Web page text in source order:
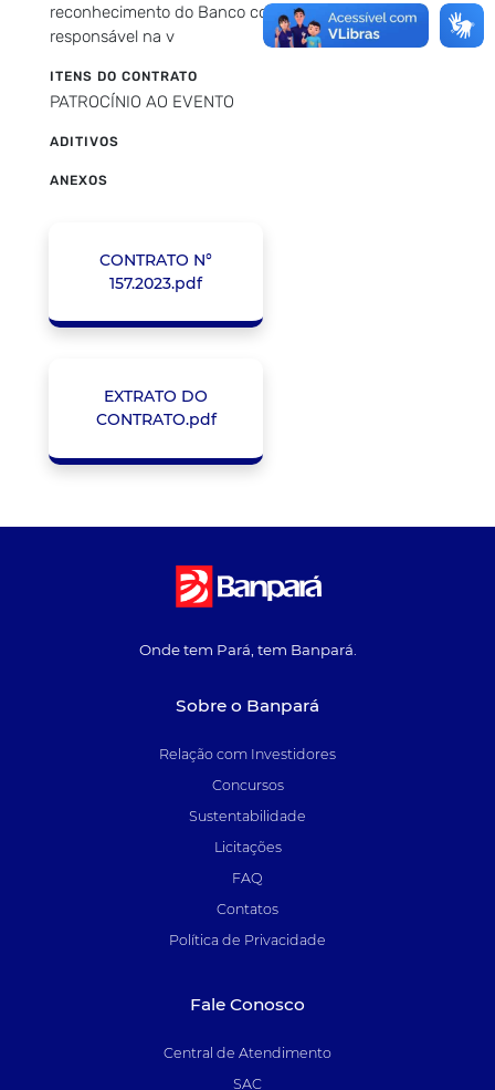
reconhecimento do Banco como socialmente
responsável na v
ITENS DO CONTRATO
PATROCÍNIO AO EVENTO
ADITIVOS
ANEXOS
CONTRATO N°
157.2023.pdf
EXTRATO DO
CONTRATO.pdf
Onde tem Pará, tem Banpará.
Sobre o Banpará
Relação com Investidores
Concursos
Sustentabilidade
Licitações
FAQ
Contatos
Política de Privacidade
Fale Conosco
Central de Atendimento
SAC